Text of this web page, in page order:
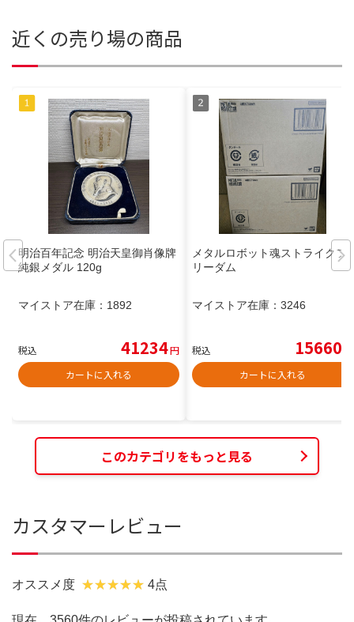
近くの売り場の商品
明治百年記念 明治天皇御肖像牌
純銀メダル 120g
マイストア在庫： 1892
税込 41234円
カートに入れる
メタルロボット魂ストライクフ
リーダム
マイストア在庫： 3246
税込 15660
カートに入れる
このカテゴリをもっと見る
カスタマーレビュー
オススメ度 4点